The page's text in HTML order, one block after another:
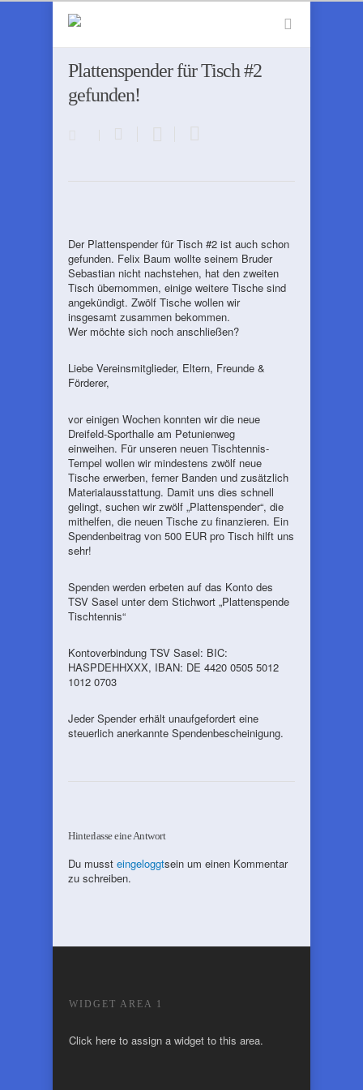
Plattenspender für Tisch #2
gefunden!
Der Plattenspender für Tisch #2 ist auch schon
gefunden. Felix Baum wollte seinem Bruder
Sebastian nicht nachstehen, hat den zweiten
Tisch übernommen, einige weitere Tische sind
angekündigt. Zwölf Tische wollen wir
insgesamt zusammen bekommen.
Wer möchte sich noch anschließen?
Liebe Vereinsmitglieder, Eltern, Freunde &
Förderer,
vor einigen Wochen konnten wir die neue
Dreifeld-Sporthalle am Petunienweg
einweihen. Für unseren neuen Tischtennis-
Tempel wollen wir mindestens zwölf neue
Tische erwerben, ferner Banden und zusätzlich
Materialausstattung. Damit uns dies schnell
gelingt, suchen wir zwölf „Plattenspender“, die
mithelfen, die neuen Tische zu finanzieren. Ein
Spendenbeitrag von 500 EUR pro Tisch hilft uns
sehr!
Spenden werden erbeten auf das Konto des
TSV Sasel unter dem Stichwort „Plattenspende
Tischtennis“
Kontoverbindung TSV Sasel: BIC:
HASPDEHHXXX, IBAN: DE 4420 0505 5012
1012 0703
Jeder Spender erhält unaufgefordert eine
steuerlich anerkannte Spendenbescheinigung.
Hinterlasse eine Antwort
Du musst eingeloggtsein um einen Kommentar
zu schreiben.
WIDGET AREA 1
Click here to assign a widget to this area.